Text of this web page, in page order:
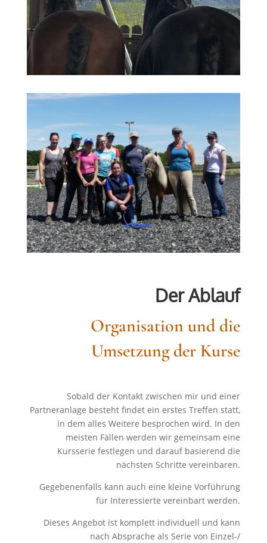
Der Ablauf
Organisation und die
Umsetzung der Kurse
Sobald der Kontakt zwischen mir und einer
Partneranlage besteht findet ein erstes Treffen statt,
in dem alles Weitere besprochen wird. In den
meisten Fällen werden wir gemeinsam eine
Kursserie festlegen und darauf basierend die
nächsten Schritte vereinbaren.
Gegebenenfalls kann auch eine kleine Vorführung
für Interessierte vereinbart werden.
Dieses Angebot ist komplett individuell und kann
nach Absprache als Serie von Einzel-/